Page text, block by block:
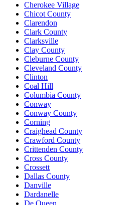
Cherokee Village
Chicot County
Clarendon
Clark County
Clarksville
Clay County
Cleburne County
Cleveland County
Clinton
Coal Hill
Columbia County
Conway
Conway County
Corning
Craighead County
Crawford County
Crittenden County
Cross County
Crossett
Dallas County
Danville
Dardanelle
De Queen